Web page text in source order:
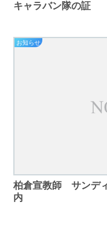
キャラバン隊の証
お知らせ
柏倉宣教師 サンデ
内